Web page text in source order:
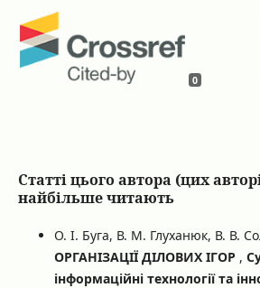
0
Статті цього автора (цих
найбільше читають
О. І. Буга, В. М. Глуханюк, В. В.
ОРГАНІЗАЦІЇ ДІЛОВИХ ІГОР ,
інформаційні технології та